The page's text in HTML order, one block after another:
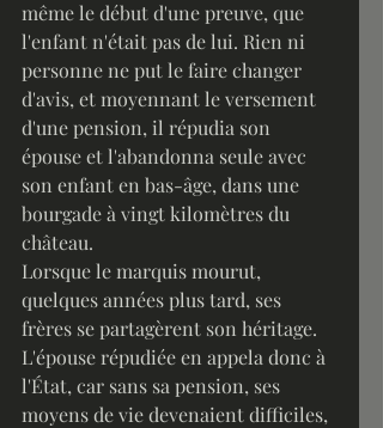
même le début d'une preuve, que
l'enfant n'était pas de lui. Rien ni
personne ne put le faire changer
d'avis, et moyennant le versement
d'une pension, il répudia son
épouse et l'abandonna seule avec
son enfant en bas-âge, dans une
bourgade à vingt kilomètres du
château.
Lorsque le marquis mourut,
quelques années plus tard, ses
frères se partagèrent son héritage.
L'épouse répudiée en appela donc à
l'État, car sans sa pension, ses
moyens de vie devenaient difficiles,